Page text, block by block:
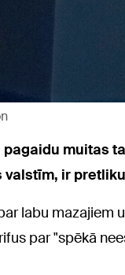
muitas
valstīm, ir
labu mazajiem
par "spēkā